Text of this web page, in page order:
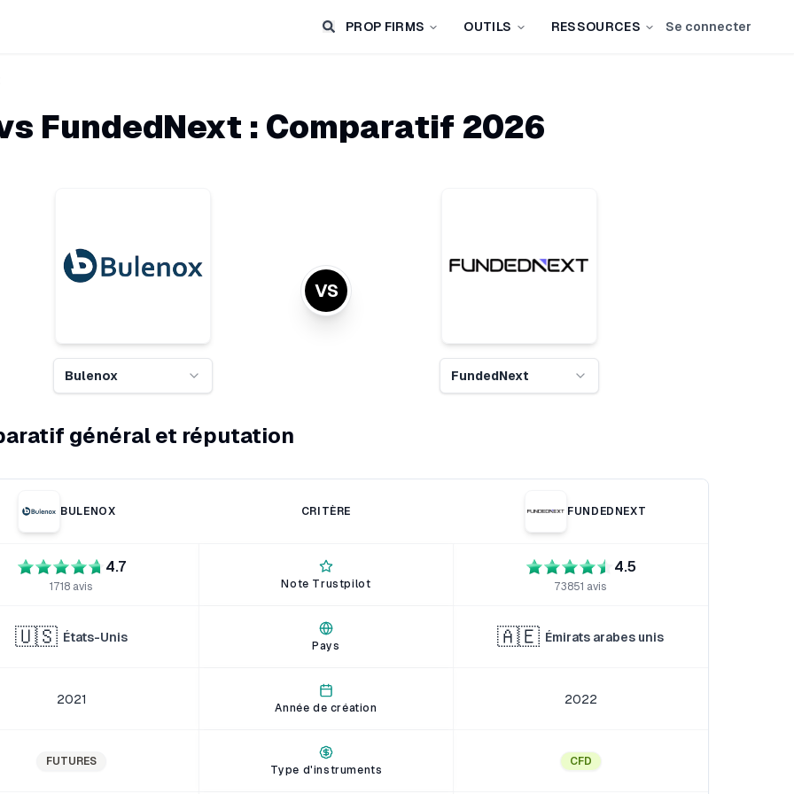
PROP FIRMS OUTILS RESSOURCES Se connecter
FundedNext : Comparatif 2026
VS
Bulenox FundedNext
général et réputation
BULENOX CRITÈRE FUNDEDNEXT
4.7
1718 avis Note Trustpilot
4.5
73851 avis
🇺🇸 États-Unis
Pays 🇦🇪 Émirats arabes unis
2021
Année de création
2022
FUTURES
Type d'instruments
CFD